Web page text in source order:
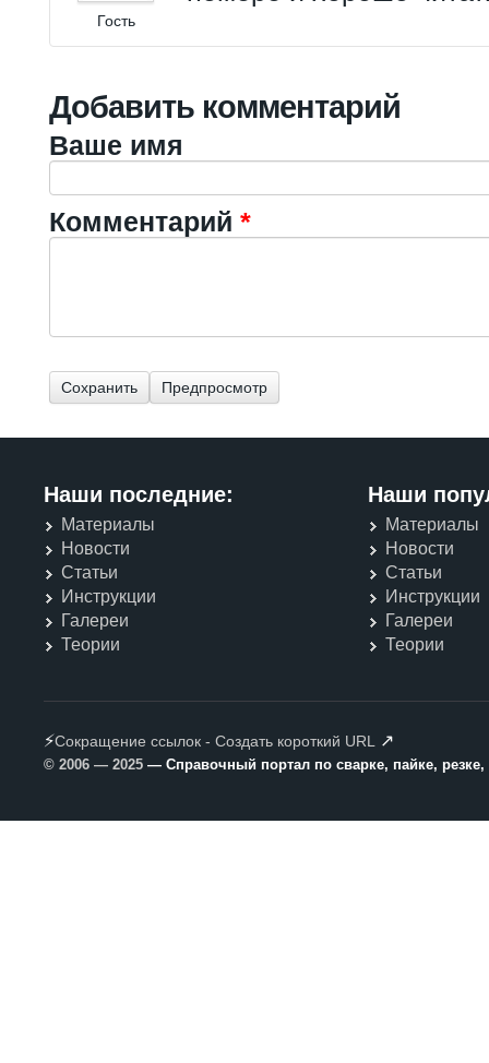
Гость
Добавить комментарий
Ваше имя
Комментарий *
Наши последние:
Материалы
Новости
Статьи
Инструкции
Галереи
Теории
Наши
Материалы
Новости
Статьи
Инструкции
Галереи
Теории
⚡Сокращение ссылок - Создать короткий URL ↗
© 2006 — 2025 — Справочный портал по сварке, пайке,